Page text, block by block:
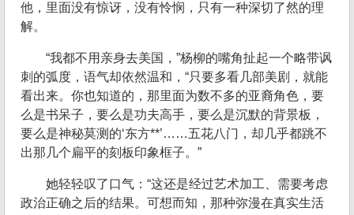
他，里面没有惊讶，没有怜悯，只有一种深切了然的理
解。
“我都不用亲身去美国，”杨柳的嘴角扯起一个略带讽
刺的弧度，语气却依然温和，“只要多看几部美剧，就能
看出来。你也知道的，那里面为数不多的亚裔角色，要
么是书呆子，要么是功夫高手，要么是沉默的背景板，
要么是神秘莫测的‘东方**’……五花八门，却几乎都跳不
出那几个扁平的刻板印象框子。”
她轻轻叹了口气：“这还是经过艺术加工、需要考虑
政治正确之后的结果。可想而知，那种弥漫在真实生活